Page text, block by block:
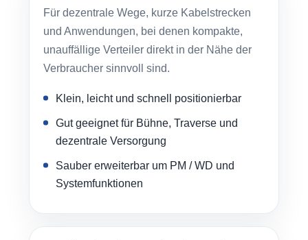
Für dezentrale Wege, kurze Kabelstrecken
und Anwendungen, bei denen kompakte,
unauffällige Verteiler direkt in der Nähe der
Verbraucher sinnvoll sind.
Klein, leicht und schnell positionierbar
Gut geeignet für Bühne, Traverse und
dezentrale Versorgung
Sauber erweiterbar um PM / WD und
Systemfunktionen